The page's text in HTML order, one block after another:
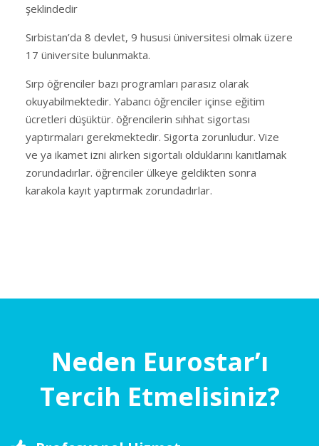
şeklindedir
Sırbistan’da 8 devlet, 9 hususi üniversitesi olmak üzere
17 üniversite bulunmakta.
Sırp öğrenciler bazı programları parasız olarak
okuyabilmektedir. Yabancı öğrenciler içinse eğitim
ücretleri düşüktür. öğrencilerin sıhhat sigortası
yaptırmaları gerekmektedir. Sigorta zorunludur. Vize
ve ya ikamet izni alırken sigortalı olduklarını kanıtlamak
zorundadırlar. öğrenciler ülkeye geldikten sonra
karakola kayıt yaptırmak zorundadırlar.
Neden Eurostar’ı
Tercih Etmelisiniz?